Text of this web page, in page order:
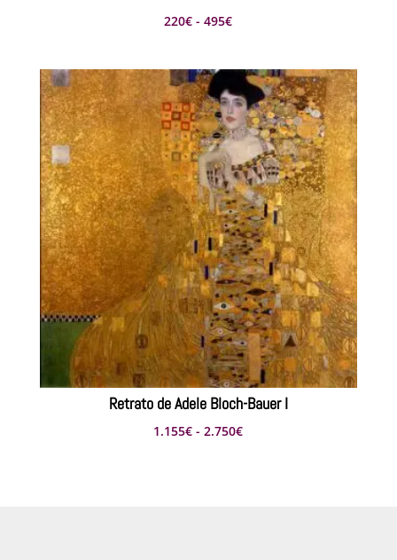
220€ - 495€Rango
precios:
desde
220€
hasta
495€
Retrato de Adele Bloch-Bauer I
1.155€ - 2.750€Rango